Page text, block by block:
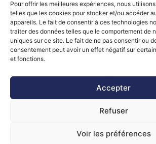
Pour offrir les meilleures expériences, nous
telles que les cookies pour stocker et/ou accéder
appareils. Le fait de consentir à ces technologies
traiter des données telles que le comportement de
uniques sur ce site. Le fait de ne pas consentir ou
consentement peut avoir un effet négatif sur
et fonctions.
Accepter
Refuser
Voir les préférences
Rue Joseph Stevens 7
1000 BRUSSEL
Sluit
je
aan
Privacybeleid